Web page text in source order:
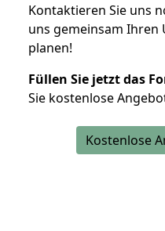
Kontaktieren Sie uns
uns gemeinsam Ihren
planen!
Füllen Sie jetzt das
Sie kostenlose
Kostenlose